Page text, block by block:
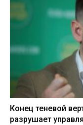
Конец теневой
разрушает